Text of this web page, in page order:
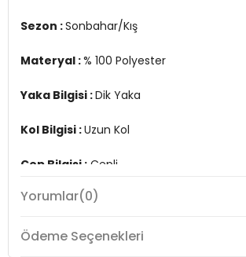
Sezon :Sonbahar/Kış
Materyal :% 100 Polyester
Yaka Bilgisi :Dik Yaka
Kol Bilgisi :Uzun Kol
Cep Bilgisi : Cepli
Üretim Yeri :Türkiye
Yorumlar(0)
Ödeme Seçenekleri